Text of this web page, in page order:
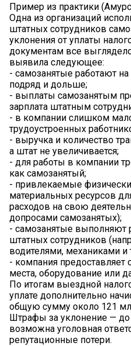
Пример из практики
Одна из организаций
штатных сотрудников
уклонения от уплаты
документам все
выявила следующее:
- самозанятые работают
подряд и дольше;
- выплаты самозанятым
зарплата штатным
- в компании слишком
трудоустроенных
- выручка и количество
а штат не увеличивается;
- для работы в компании
как самозанятый;
- привлекаемые
материальных ресурсов
расходов на свою
допросами самозанятых);
- самозанятые выполняют
штатных сотрудников
водителями, механиками и
- компания предоставляет
места, оборудование или
По итогам выездной
уплате дополнительно
общую сумму около 121
Штрафы за уклонение — до
возможна уголовная
репутационные потери.